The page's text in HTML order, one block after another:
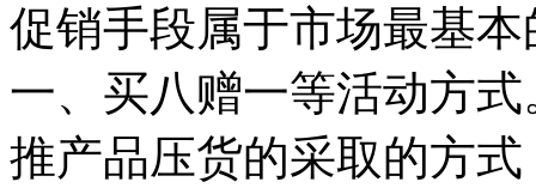
促销手段属于市场最基
一、买八赠一等活动方
推产品压货的采取的方